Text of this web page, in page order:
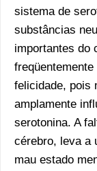
sistema de
substâncias
importantes do
felicidade, pois
amplamente
serotonina. A
cérebro, leva a
mau estado